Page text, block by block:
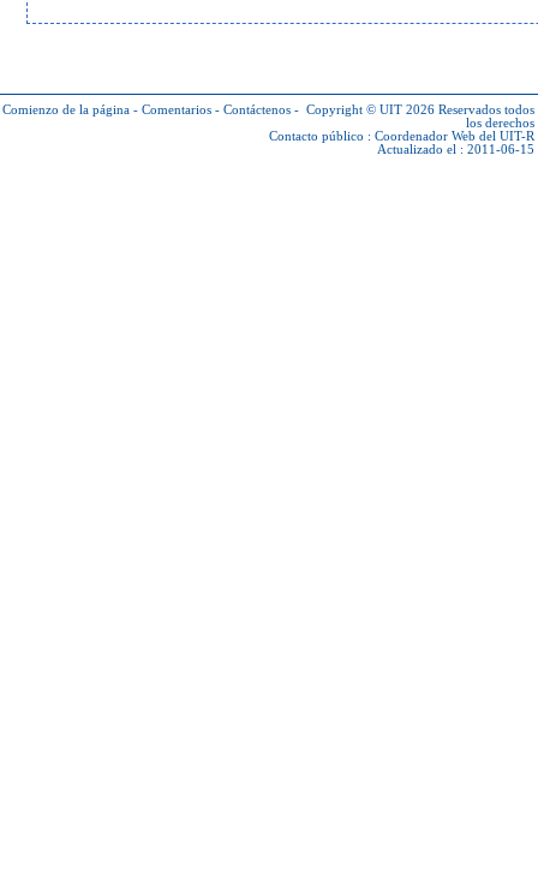
Comienzo de la página - Comentarios - Contáctenos - Copyright © UIT 2026 Reservados todos
los derechos
Contacto público : Coordenador Web del UIT-R
Actualizado el : 2011-06-15